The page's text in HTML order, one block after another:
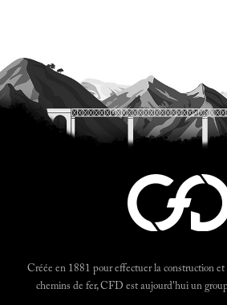
Créée en 1881 pour effectuer la construction
chemins de fer, CFD est aujourd'hui un